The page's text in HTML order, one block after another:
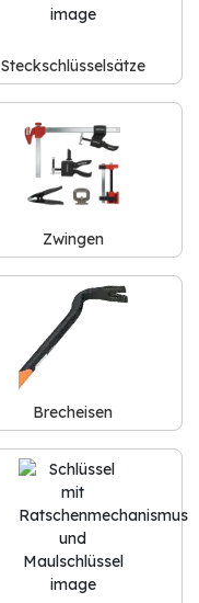
Steckschlüsselsätze
Zwingen
Brecheisen